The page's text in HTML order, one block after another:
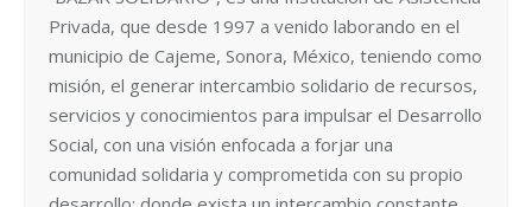
Privada, que desde 1997 a venido laborando en el
municipio de Cajeme, Sonora, México, teniendo como
misión, el generar intercambio solidario de recursos,
servicios y conocimientos para impulsar el Desarrollo
Social, con una visión enfocada a forjar una
comunidad solidaria y comprometida con su propio